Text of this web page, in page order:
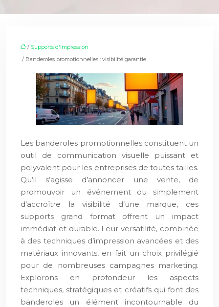
/ Supports d'impression
/ Banderoles promotionnelles : visibilité garantie
Les banderoles promotionnelles constituent un
outil de communication visuelle puissant et
polyvalent pour les entreprises de toutes tailles.
Qu’il s’agisse d’annoncer une vente, de
promouvoir un événement ou simplement
d’accroître la visibilité d’une marque, ces
supports grand format offrent un impact
immédiat et durable. Leur versatilité, combinée
à des techniques d’impression avancées et des
matériaux innovants, en fait un choix privilégié
pour de nombreuses campagnes marketing.
Explorons en profondeur les aspects
techniques, stratégiques et créatifs qui font des
banderoles un élément incontournable du